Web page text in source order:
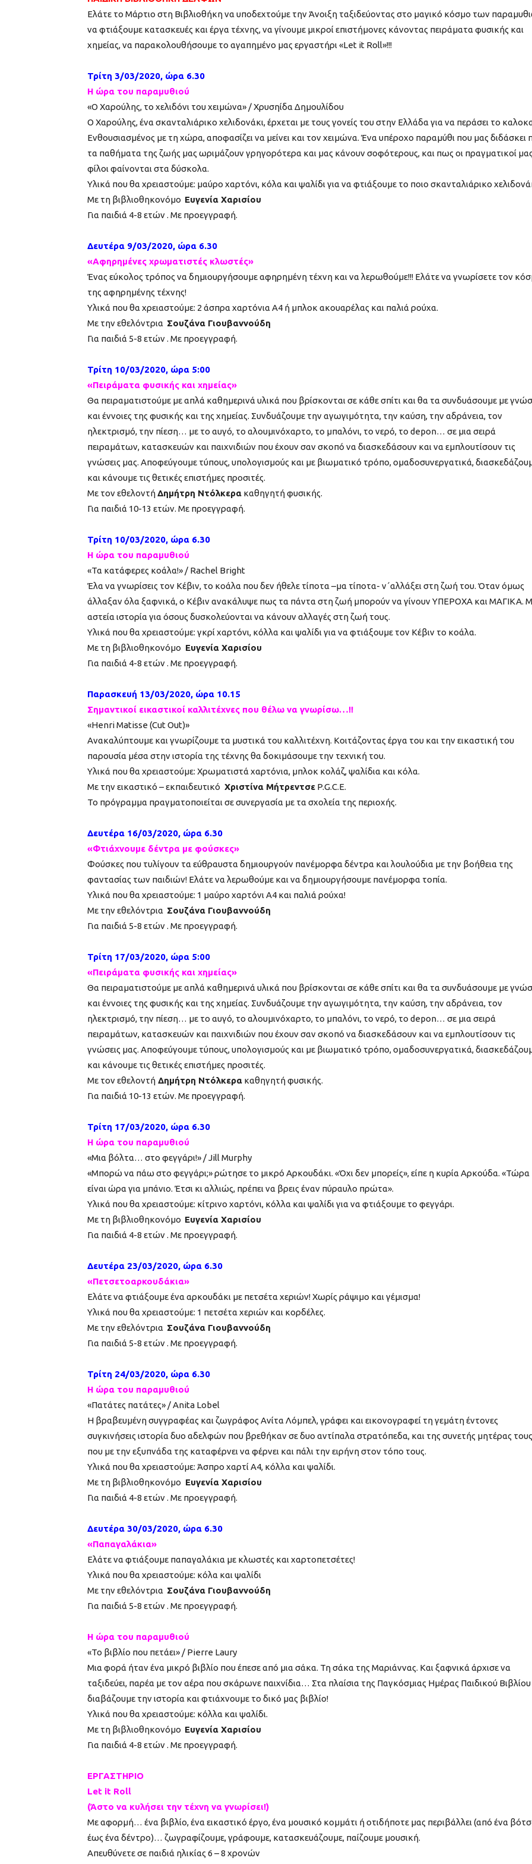
Ελάτε το Μάρτιο στη Βιβλιοθήκη να υποδεχτούμε την Άνοιξη ταξιδεύοντας στο μαγικό κόσμο των
να φτιάξουμε κατασκευές και έργα τέχνης, να γίνουμε μικροί επιστήμονες κάνοντας πειράματα φυσικής και
χημείας, να παρακολουθήσουμε το αγαπημένο μας εργαστήρι «Let it Roll»!!!
Τρίτη 3/03/2020, ώρα 6.30
Η ώρα του παραμυθιού
«Ο Χαρούλης, το χελιδόνι του χειμώνα» / Χρυσηίδα Δημουλίδου
Ο Χαρούλης, ένα σκανταλιάρικο χελιδονάκι, έρχεται με τους γονείς του στην Ελλάδα για να περάσει το
Ενθουσιασμένος με τη χώρα, αποφασίζει να μείνει και τον χειμώνα. Ένα υπέροχο παραμύθι που μας διδάσκει
τα παθήματα της ζωής μας ωριμάζουν γρηγορότερα και μας κάνουν σοφότερους, και πως οι πραγματικοί
φίλοι φαίνονται στα δύσκολα.
Υλικά που θα χρειαστούμε: μαύρο χαρτόνι, κόλα και ψαλίδι για να φτιάξουμε το ποιο σκανταλιάρικο
Με τη βιβλιοθηκονόμο Ευγενία Χαρισίου
Για παιδιά 4-8 ετών . Με προεγγραφή.
Δευτέρα 9/03/2020, ώρα 6.30
«Αφηρημένες χρωματιστές κλωστές»
Ένας εύκολος τρόπος να δημιουργήσουμε αφηρημένη τέχνη και να λερωθούμε!!! Ελάτε να γνωρίσετε τον
της αφηρημένης τέχνης!
Υλικά που θα χρειαστούμε: 2 άσπρα χαρτόνια Α4 ή μπλοκ ακουαρέλας και παλιά ρούχα.
Με την εθελόντρια Σουζάνα Γιουβαννούδη
Για παιδιά 5-8 ετών . Με προεγγραφή.
Τρίτη 10/03/2020, ώρα 5:00
«Πειράματα φυσικής και χημείας»
Θα πειραματιστούμε με απλά καθημερινά υλικά που βρίσκονται σε κάθε σπίτι και θα τα συνδυάσουμε με
και έννοιες της φυσικής και της χημείας. Συνδυάζουμε την αγωγιμότητα, την καύση, την αδράνεια, τον
ηλεκτρισμό, την πίεση… με το αυγό, το αλουμινόχαρτο, το μπαλόνι, το νερό, το depon… σε μια σειρά
πειραμάτων, κατασκευών και παιχνιδιών που έχουν σαν σκοπό να διασκεδάσουν και να εμπλουτίσουν τις
γνώσεις μας. Αποφεύγουμε τύπους, υπολογισμούς και με βιωματικό τρόπο, ομαδοσυνεργατικά,
και κάνουμε τις θετικές επιστήμες προσιτές.
Με τον εθελοντήΔημήτρη Ντόλκερα καθηγητή φυσικής.
Για παιδιά 10-13 ετών. Με προεγγραφή.
Τρίτη 10/03/2020, ώρα 6.30
Η ώρα του παραμυθιού
«Τα κατάφερες κοάλα!» / Rachel Bright
Έλα να γνωρίσεις τον Κέβιν, το κοάλα που δεν ήθελε τίποτα –μα τίποτα- ν΄αλλάξει στη ζωή του. Όταν όμως
άλλαξαν όλα ξαφνικά, ο Κέβιν ανακάλυψε πως τα πάντα στη ζωή μπορούν να γίνουν ΥΠΕΡΟΧΑ και ΜΑΓΙΚΑ.
αστεία ιστορία για όσους δυσκολεύονται να κάνουν αλλαγές στη ζωή τους.
Υλικά που θα χρειαστούμε: γκρί χαρτόνι, κόλλα και ψαλίδι για να φτιάξουμε τον Κέβιν το κοάλα.
Με τη βιβλιοθηκονόμο Ευγενία Χαρισίου
Για παιδιά 4-8 ετών . Με προεγγραφή.
Παρασκευή 13/03/2020, ώρα 10.15
Σημαντικοί εικαστικοί καλλιτέχνες που θέλω να γνωρίσω…!!
«Henri Matisse (Cut Out)»
Ανακαλύπτουμε και γνωρίζουμε τα μυστικά του καλλιτέχνη. Κοιτάζοντας έργα του και την εικαστική του
παρουσία μέσα στην ιστορία της τέχνης θα δοκιμάσουμε την τεχνική του.
Υλικά που θα χρειαστούμε: Χρωματιστά χαρτόνια, μπλοκ κολάζ, ψαλίδια και κόλα.
Με την εικαστικό – εκπαιδευτικό Χριστίνα Μήτρεντσε P.G.C.E.
Το πρόγραμμα πραγματοποιείται σε συνεργασία με τα σχολεία της περιοχής.
Δευτέρα 16/03/2020, ώρα 6.30
«Φτιάχνουμε δέντρα με φούσκες»
Φούσκες που τυλίγουν τα εύθραυστα δημιουργούν πανέμορφα δέντρα και λουλούδια με την βοήθεια της
φαντασίας των παιδιών! Ελάτε να λερωθούμε και να δημιουργήσουμε πανέμορφα τοπία.
Υλικά που θα χρειαστούμε: 1 μαύρο χαρτόνι Α4 και παλιά ρούχα!
Με την εθελόντρια Σουζάνα Γιουβαννούδη
Για παιδιά 5-8 ετών . Με προεγγραφή.
Τρίτη 17/03/2020, ώρα 5:00
«Πειράματα φυσικής και χημείας»
Θα πειραματιστούμε με απλά καθημερινά υλικά που βρίσκονται σε κάθε σπίτι και θα τα συνδυάσουμε με
και έννοιες της φυσικής και της χημείας. Συνδυάζουμε την αγωγιμότητα, την καύση, την αδράνεια, τον
ηλεκτρισμό, την πίεση… με το αυγό, το αλουμινόχαρτο, το μπαλόνι, το νερό, το depon… σε μια σειρά
πειραμάτων, κατασκευών και παιχνιδιών που έχουν σαν σκοπό να διασκεδάσουν και να εμπλουτίσουν τις
γνώσεις μας. Αποφεύγουμε τύπους, υπολογισμούς και με βιωματικό τρόπο, ομαδοσυνεργατικά,
και κάνουμε τις θετικές επιστήμες προσιτές.
Με τον εθελοντή Δημήτρη Ντόλκερα καθηγητή φυσικής.
Για παιδιά 10-13 ετών. Με προεγγραφή.
Τρίτη 17/03/2020, ώρα 6.30
Η ώρα του παραμυθιού
«Μια βόλτα… στο φεγγάρι!» / Jill Murphy
«Μπορώ να πάω στο φεγγάρι;» ρώτησε το μικρό Αρκουδάκι. «Όχι δεν μπορείς», είπε η κυρία Αρκούδα. «Τώρα
είναι ώρα για μπάνιο. Έτσι κι αλλιώς, πρέπει να βρεις έναν πύραυλο πρώτα».
Υλικά που θα χρειαστούμε: κίτρινο χαρτόνι, κόλλα και ψαλίδι για να φτιάξουμε το φεγγάρι.
Με τη βιβλιοθηκονόμο Ευγενία Χαρισίου
Για παιδιά 4-8 ετών . Με προεγγραφή.
Δευτέρα 23/03/2020, ώρα 6.30
«Πετσετοαρκουδάκια»
Ελάτε να φτιάξουμε ένα αρκουδάκι με πετσέτα χεριών! Χωρίς ράψιμο και γέμισμα!
Υλικά που θα χρειαστούμε: 1 πετσέτα χεριών και κορδέλες.
Με την εθελόντρια Σουζάνα Γιουβαννούδη
Για παιδιά 5-8 ετών . Με προεγγραφή.
Τρίτη 24/03/2020, ώρα 6.30
Η ώρα του παραμυθιού
«Πατάτες πατάτες» / Anita Lobel
Η βραβευμένη συγγραφέας και ζωγράφος Ανίτα Λόμπελ, γράφει και εικονογραφεί τη γεμάτη έντονες
συγκινήσεις ιστορία δυο αδελφών που βρεθήκαν σε δυο αντίπαλα στρατόπεδα, και της συνετής μητέρας
που με την εξυπνάδα της καταφέρνει να φέρνει και πάλι την ειρήνη στον τόπο τους.
Υλικά που θα χρειαστούμε: Άσπρο χαρτί Α4, κόλλα και ψαλίδι.
Με τη βιβλιοθηκονόμο Ευγενία Χαρισίου
Για παιδιά 4-8 ετών . Με προεγγραφή.
Δευτέρα 30/03/2020, ώρα 6.30
«Παπαγαλάκια»
Ελάτε να φτιάξουμε παπαγαλάκια με κλωστές και χαρτοπετσέτες!
Υλικά που θα χρειαστούμε: κόλα και ψαλίδι
Με την εθελόντρια Σουζάνα Γιουβαννούδη
Για παιδιά 5-8 ετών . Με προεγγραφή.
Η ώρα του παραμυθιού
«Το βιβλίο που πετάει» / Pierre Laury
Μια φορά ήταν ένα μικρό βιβλίο που έπεσε από μια σάκα. Τη σάκα της Μαριάννας. Και ξαφνικά άρχισε να
ταξιδεύει, παρέα με τον αέρα που σκάρωνε παιχνίδια… Στα πλαίσια της Παγκόσμιας Ημέρας Παιδικού Βιβλίου
διαβάζουμε την ιστορία και φτιάχνουμε το δικό μας βιβλίο!
Υλικά που θα χρειαστούμε: κόλλα και ψαλίδι.
Με τη βιβλιοθηκονόμο Ευγενία Χαρισίου
Για παιδιά 4-8 ετών . Με προεγγραφή.
ΕΡΓΑΣΤΗΡΙΟ
Let it Roll
(Άστο να κυλήσει την τέχνη να γνωρίσει!)
Με αφορμή… ένα βιβλίο, ένα εικαστικό έργο, ένα μουσικό κομμάτι ή οτιδήποτε μας περιβάλλει (από ένα
έως ένα δέντρο)… ζωγραφίζουμε, γράφουμε, κατασκευάζουμε, παίζουμε μουσική.
Απευθύνετε σε παιδιά ηλικίας 6 – 8 χρονών